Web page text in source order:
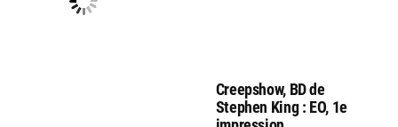
Creepshow, BD de
Stephen King : EO, 1e